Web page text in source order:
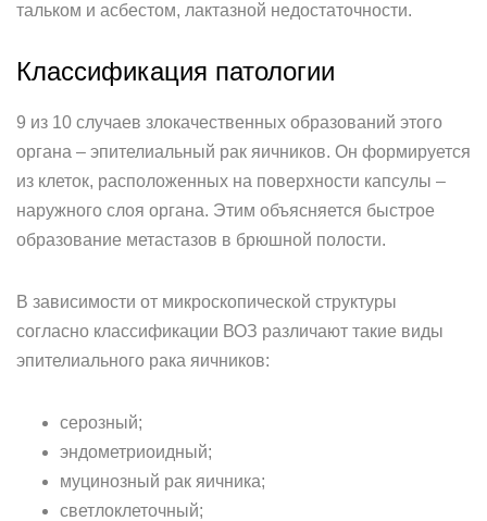
тальком и асбестом, лактазной недостаточности.
Классификация патологии
9 из 10 случаев злокачественных образований этого
органа – эпителиальный рак яичников. Он формируется
из клеток, расположенных на поверхности капсулы –
наружного слоя органа. Этим объясняется быстрое
образование метастазов в брюшной полости.
В зависимости от микроскопической структуры
согласно классификации ВОЗ различают такие виды
эпителиального рака яичников:
серозный;
эндометриоидный;
муцинозный рак яичника;
светлоклеточный;